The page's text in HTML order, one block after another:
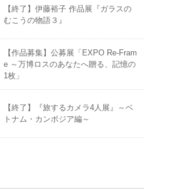
【終了】伊藤裕子 作品展『ガラスの
むこうの物語３』
【作品募集】公募展「EXPO Re-Fram
e ～万博ロスのあなたへ贈る、記憶の
1枚」
【終了】『旅するカメラ4人展』～ベ
トナム・カンボジア編～